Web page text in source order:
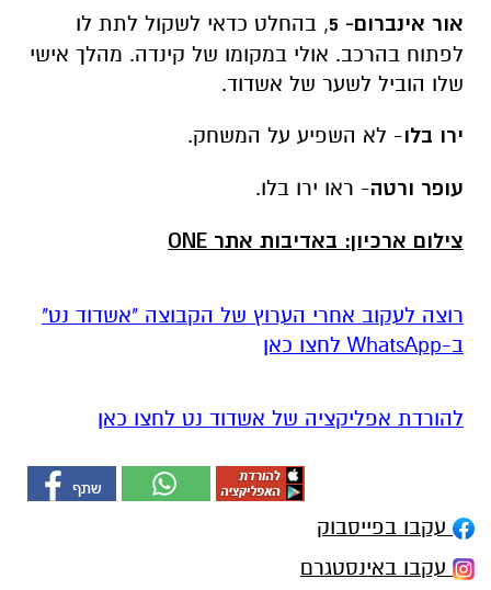
אור אינברום- 5
, בהחלט כדאי לשקול לתת לו
לפתוח בהרכב. אולי במקומו של קינדה. מהלך אישי
שלו הוביל לשער של אשדוד.
ירו בלו- לא השפיע על המשחק.
עופר ורטה- ראו ירו בלו.
צילום ארכיון: באדיבות אתר ONE
רוצה לעקוב אחרי הערוץ של הקבוצה "אשדוד נט"
ב-WhatsApp לחצו כאן
להורדת אפליקציה של אשדוד נט לחצו כאן
עקבו בפייסבוק
עקבו באינסטגרם